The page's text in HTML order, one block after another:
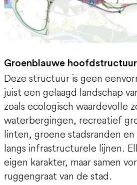
Groenblauwe hoofdstructuur
Deze structuur is geen
juist een gelaagd landschap
zoals ecologisch waardevolle
waterbergingen, recreatief
linten, groene stadsranden
langs infrastructurele lijnen.
eigen karakter, maar samen
ruggengraat van de stad.